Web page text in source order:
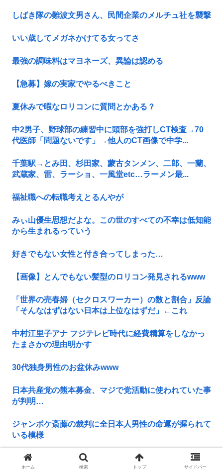
しばき隊の難波文男さん、民間企業のメルチュ社を襲撃
いい歳してメガネかけてる女ってさ
最強の調味料はマヨネーズ、異論は認める
【急募】嫁の実家でやるべきこと
夏休みで暇なロリコンに質問とかある？
中2男子、野球部の練習中に頭部を強打しCT検査→70
代医師「問題ないです」→他人のCT画像で中学...
千葉駅→とみ田、杉田家、蒙古タンメン、二郎、一蘭、
武蔵家、雷、ラーショ、一風堂etc…ラーメン最...
福祉職への転職考えとるんやが
みぃ山優生思想だよな。この世のすべての不幸は低知能
から生まれるっていう
好きでもない女性と付き合ってしまった…
【画像】とんでもない髪型のロリコン発見されるwww
「世界の売春婦（セクロスワーカー）の数と割合」反論
「そんなはずはない日本は上位なはずだ」←これ
中村江里子アナ フジテレビ時代に経費精算をしなかっ
たまさかの理由明かす
30代独身男性のお盆休みwww
日本共産党の熊本募金、マジで党活動に使われていた事
が判明…
ジャンポケ斎藤の裁判に全日本人男性の命運が握られて
いる模様
【急募】敵「きのこ派？たけのこ派？」←こいつを少し
だけイラつかせる回答
ホーム 検索 トップ サイドバー